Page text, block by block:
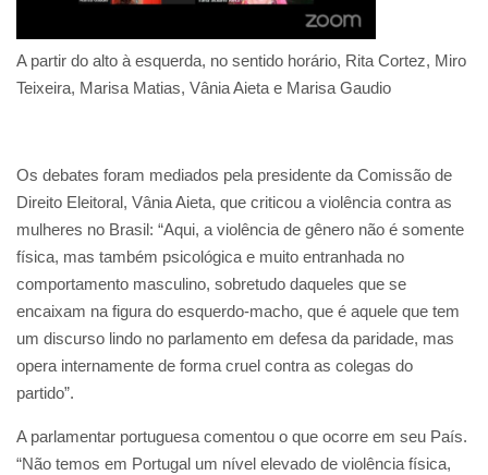
A partir do alto à esquerda, no sentido horário, Rita Cortez, Miro
Teixeira, Marisa Matias, Vânia Aieta e Marisa Gaudio
Os debates foram mediados pela presidente da Comissão de
Direito Eleitoral, Vânia Aieta, que criticou a violência contra as
mulheres no Brasil: “Aqui, a violência de gênero não é somente
física, mas também psicológica e muito entranhada no
comportamento masculino, sobretudo daqueles que se
encaixam na figura do esquerdo-macho, que é aquele que tem
um discurso lindo no parlamento em defesa da paridade, mas
opera internamente de forma cruel contra as colegas do
partido”.
A parlamentar portuguesa comentou o que ocorre em seu País.
“Não temos em Portugal um nível elevado de violência física,